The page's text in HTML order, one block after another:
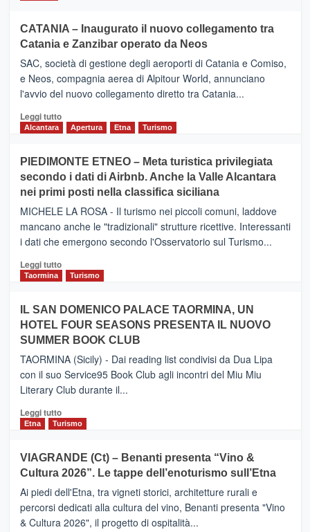
CATANIA – Inaugurato il nuovo collegamento tra
Catania e Zanzibar operato da Neos
SAC, società di gestione degli aeroporti di Catania e Comiso,
e Neos, compagnia aerea di Alpitour World, annunciano
l'avvio del nuovo collegamento diretto tra Catania...
Leggi tuttoLeggi
CATANIA
–
Inaugurato
il
nuovo
collegamento
tra
e
Zanzibar
da
Neos
Alcantara Apertura Etna Turismo
PIEDIMONTE ETNEO – Meta turistica privilegiata
secondo i dati di Airbnb. Anche la Valle Alcantara
nei primi posti nella classifica siciliana
MICHELE LA ROSA - Il turismo nei piccoli comuni, laddove
mancano anche le "tradizionali" strutture ricettive. Interessanti
i dati che emergono secondo l'Osservatorio sul Turismo...
Leggi tuttoLeggi
PIEDIMONTE
ETNEO
–
Meta
turistica
privilegiata
secondo
dati
di
Anche
la
Alcantara
nei
primi
Taormina Turismo
IL SAN DOMENICO PALACE TAORMINA, UN
HOTEL FOUR SEASONS PRESENTA IL NUOVO
SUMMER BOOK CLUB
TAORMINA (Sicily) - Dai reading list condivisi da Dua Lipa
con il suo Service95 Book Club agli incontri del Miu Miu
Literary Club durante il...
Leggi tuttoLeggi
di
IL
SAN
DOMENICO
PALACE
TAORMINA,
UN
Etna Turismo
VIAGRANDE (Ct) – Benanti presenta “Vino &
Cultura 2026”. Le tappe dell’enoturismo sull’Etna
Ai piedi dell'Etna, tra vigneti storici, architetture rurali e
percorsi dedicati alla cultura del vino, Benanti presenta "Vino
& Cultura 2026", il progetto di ospitalità...